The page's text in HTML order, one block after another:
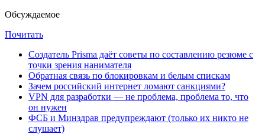
Обсуждаемое
Почитать
Создатель Prisma даёт советы по составлению резюме с
точки зрения нанимателя
Обратная связь по блокировкам и белым спискам
Зачем российский интернет ломают санкциями?
VPN для разработки — не проблема, проблема то, что
он нужен
ФСБ и Минздрав предупреждают (только их никто не
слушает)